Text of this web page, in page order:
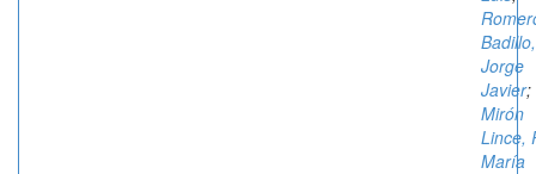
Badillo,
Jorge
Javier;
Mirón
Lince,
María